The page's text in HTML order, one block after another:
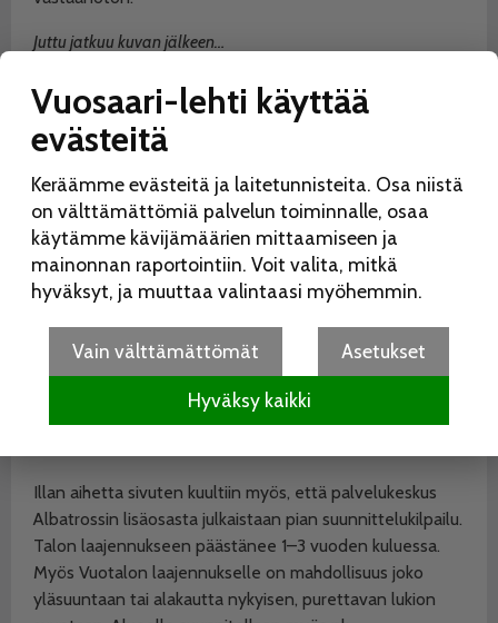
Juttu jatkuu kuvan jälkeen…
Pienoismalli Vuosaaren keskustan suunnitelmista etelästä
Illan aihetta sivuten kuultiin myös, että palvelukeskus
Albatrossin lisäosasta julkaistaan pian suunnittelukilpailu.
Talon laajennukseen päästänee 1–3 vuoden kuluessa.
Myös Vuotalon laajennukselle on mahdollisuus joko
yläsuuntaan tai alakautta nykyisen, purettavan lukion
Vuosaari-lehti käyttää
evästeitä
Keräämme evästeitä ja laitetunnisteita. Osa niistä
on välttämättömiä palvelun toiminnalle, osaa
käytämme kävijämäärien mittaamiseen ja
mainonnan raportointiin. Voit valita, mitkä
hyväksyt, ja muuttaa valintaasi myöhemmin.
Vain välttämättömät Asetukset
Hyväksy kaikki